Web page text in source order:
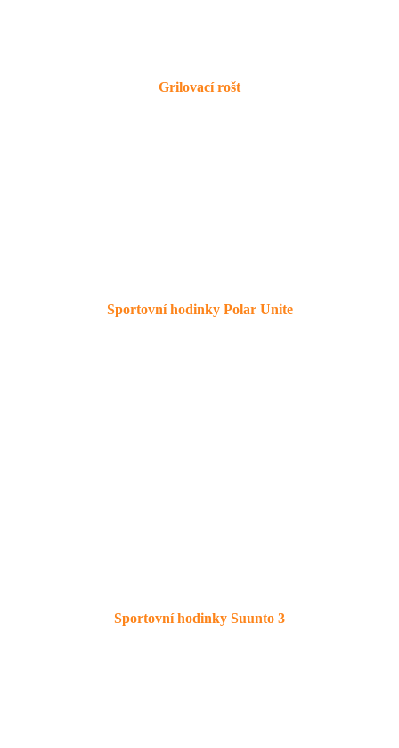
Grilovací rošt
Sportovní hodinky Polar Unite
Sportovní hodinky Suunto 3